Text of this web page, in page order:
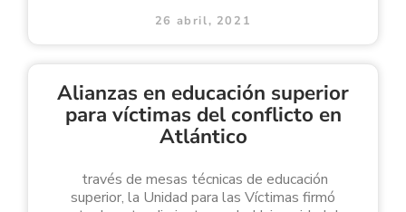
26 abril, 2021
Alianzas en educación superior
para víctimas del conflicto en
Atlántico
través de mesas técnicas de educación
superior, la Unidad para las Víctimas firmó